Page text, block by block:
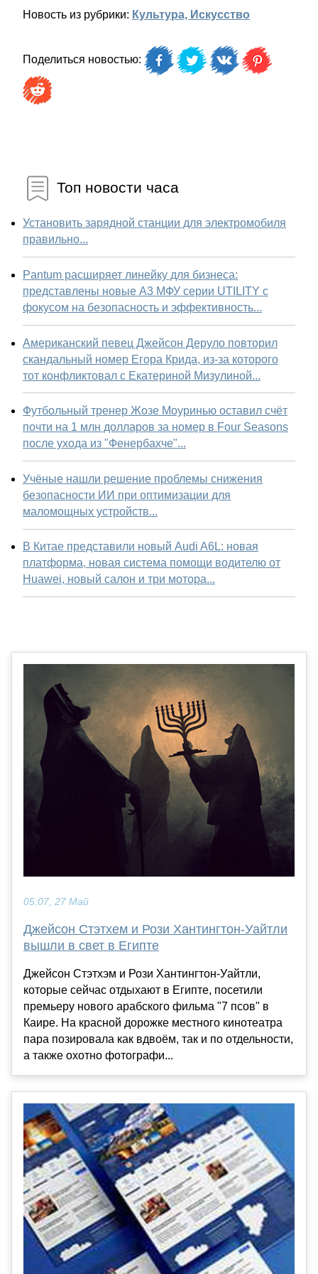
Новость из рубрики: Культура, Искусство
Поделиться новостью:
Топ новости часа
Установить зарядной станции для электромобиля
правильно...
Pantum расширяет линейку для бизнеса:
представлены новые А3 МФУ серии UTILITY с
фокусом на безопасность и эффективность...
Американский певец Джейсон Деруло повторил
скандальный номер Егора Крида, из-за которого
тот конфликтовал с Екатериной Мизулиной...
Футбольный тренер Жозе Моуринью оставил счёт
почти на 1 млн долларов за номер в Four Seasons
после ухода из "Фенербахче"...
Учёные нашли решение проблемы снижения
безопасности ИИ при оптимизации для
маломощных устройств...
В Китае представили новый Audi A6L: новая
платформа, новая система помощи водителю от
Huawei, новый салон и три мотора...
05:07, 27 Май
Джейсон Стэтхем и Рози Хантингтон-Уайтли
вышли в свет в Египте
Джейсон Стэтхэм и Рози Хантингтон-Уайтли,
которые сейчас отдыхают в Египте, посетили
премьеру нового арабского фильма "7 псов" в
Каире. На красной дорожке местного кинотеатра
пара позировала как вдвоём, так и по отдельности,
а также охотно фотографи...